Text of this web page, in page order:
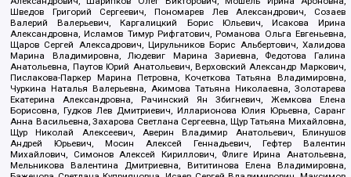
Шведов Григорий Сергеевич, Пономарев Лев Александрович, Созаев
Валерий Валерьевич, Каргалицкий Борис Юльевич, Исакова Ирина
Александровна, Исламов Тимур Рифгатович, Романова Ольга Евгеньевна,
Щаров Сергей Алексадрович, Цирульников Борис Альбертович, Халидова
Марина Владимировна, Людевиг Марина Зариевна, Федотова Галина
Анатольевна, Паутов Юрий Анатольевич, Верховский Александр Маркович,
Пислакова-Паркер Марина Петровна, Кочеткова Татьяна Владимировна,
Чуркина Наталья Валерьевна, Акимова Татьяна Николаевна, Золотарева
Екатерина Александровна, Рачинский Ян Збигневич, Жемкова Елена
Борисовна, Гудков Лев Дмитриевич, Илларионова Юлия Юрьевна, Саранг
Анна Васильевна, Захарова Светлана Сергеевна, Щур Татьяна Михайловна,
Щур Николай Алексеевич, Аверин Владимир Анатольевич, Блинушов
Андрей Юрьевич, Мосин Алексей Геннадьевич, Гефтер Валентин
Михайлович, Симонов Алексей Кириллович, Флиге Ирина Анатольевна,
Мельникова Валентина Дмитриевна, Вититинова Елена Владимировна,